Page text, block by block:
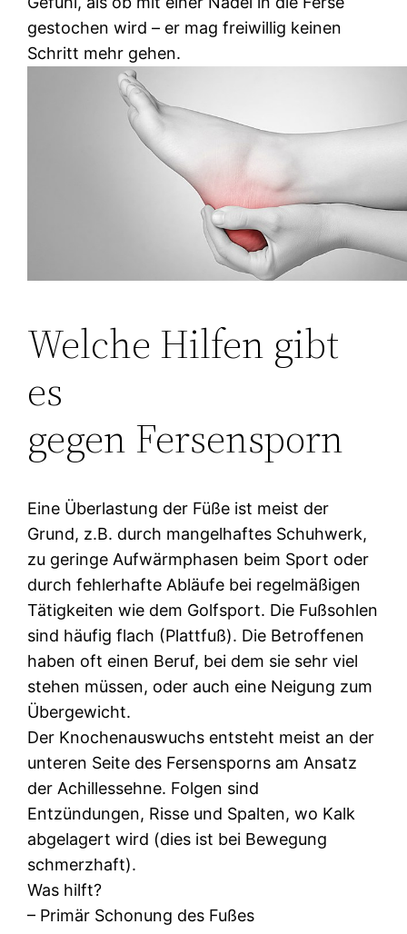
gestochen wird – er mag freiwillig keinen
Schritt mehr gehen.
Welche Hilfen gibt
es
gegen Fersensporn
Eine Überlastung der Füße ist meist der
Grund, z.B. durch mangelhaftes Schuhwerk,
zu geringe Aufwärmphasen beim Sport oder
durch fehlerhafte Abläufe bei regelmäßigen
Tätigkeiten wie dem Golfsport. Die Fußsohlen
sind häufig flach (Plattfuß). Die Betroffenen
haben oft einen Beruf, bei dem sie sehr viel
stehen müssen, oder auch eine Neigung zum
Übergewicht.
Der Knochenauswuchs entsteht meist an der
unteren Seite des Fersensporns am Ansatz
der Achillessehne. Folgen sind
Entzündungen, Risse und Spalten, wo Kalk
abgelagert wird (dies ist bei Bewegung
schmerzhaft).
Was hilft?
– Primär Schonung des Fußes